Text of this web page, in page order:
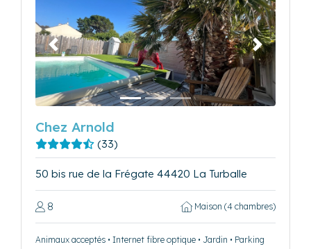
Précédent Suivant
Chez Arnold
(33)
50 bis rue de la Frégate 44420 La Turballe
8 Maison (4 chambres)
Animaux acceptés • Internet fibre optique • Jardin • Parking